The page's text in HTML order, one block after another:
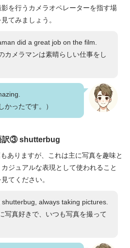
を行うカメラオペレーターを指す場
てみましょう。
did a great job on the film.
カメラマンは素晴らしい仕事をし
かったです。）
訳③ shutterbug
ありますが、これは主に写真を趣味と
ジュアルな表現として使われること
てください。
always taking pictures.
写真好きで、いつも写真を撮って